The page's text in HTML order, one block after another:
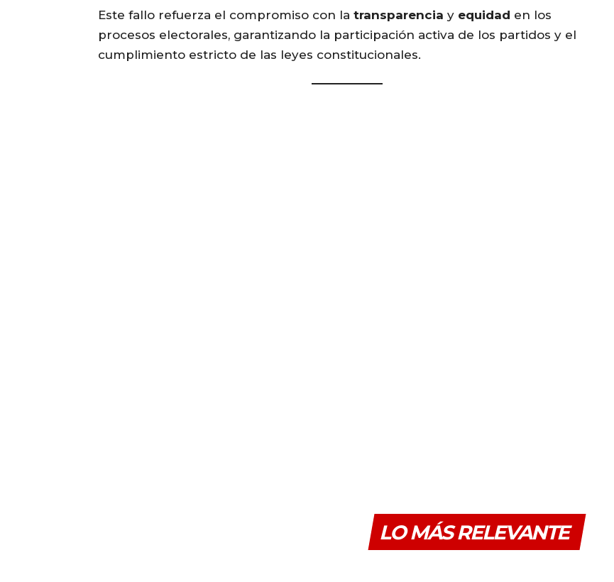
Este fallo refuerza el compromiso con la transparencia y equidad en los
procesos electorales, garantizando la participación activa de los partidos y el
cumplimiento estricto de las leyes constitucionales.
LO MÁS RELEVANTE